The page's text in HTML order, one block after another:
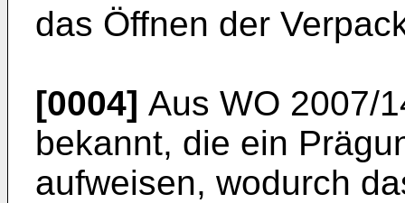
das Öffnen der
[0004] Aus WO 2007/
bekannt, die ein
aufweisen, wodurch